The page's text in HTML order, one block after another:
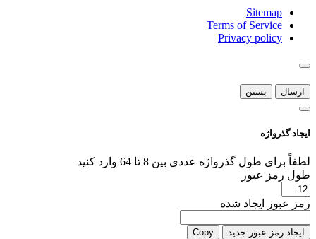
Sitemap
Terms of Service
Privacy policy
ارسال بستن
ایجاد گذرواژه
لطفاً برای طول گذرواژه عددی بین 8 تا 64 وارد کنید
طول رمز عبور
رمز عبور ایجاد شده
ایجاد رمز عبور جدید
Copy